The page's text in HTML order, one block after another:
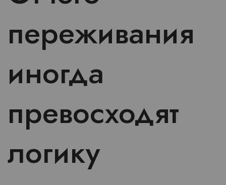
переживания
иногда
превосходят
логику